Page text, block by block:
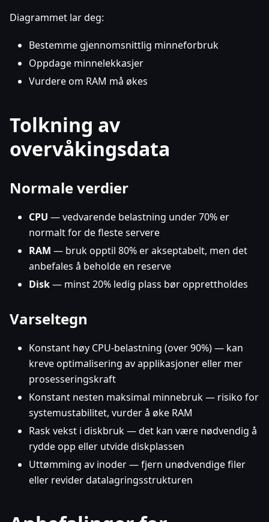
Diagrammet lar deg:
Bestemme gjennomsnittlig minneforbruk
Oppdage minnelekkasjer
Vurdere om RAM må økes
Tolkning av
overvåkingsdata
Normale verdier
CPU — vedvarende belastning under 70% er
normalt for de fleste servere
RAM — bruk opptil 80% er akseptabelt, men det
anbefales å beholde en reserve
Disk— minst 20% ledig plass bør opprettholdes
Varseltegn
Konstant høy CPU-belastning (over 90%) — kan
kreve optimalisering av applikasjoner eller mer
prosesseringskraft
Konstant nesten maksimal minnebruk — risiko for
systemustabilitet, vurder å øke RAM
Rask vekst i diskbruk — det kan være nødvendig å
rydde opp eller utvide diskplassen
Uttømming av inoder — fjern unødvendige filer
eller revider datalagringsstrukturen